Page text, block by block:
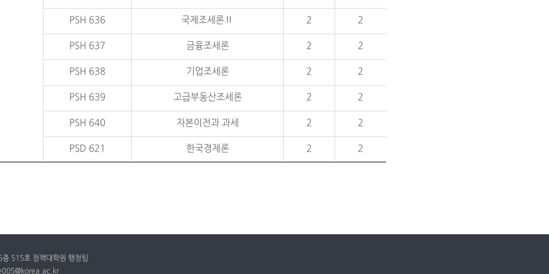
PSH 636 국제조세론Ⅱ 2 2
PSH 637 금융조세론 2 2
PSH 638 기업조세론 2 2
PSH 639 고급부동산조세론 2 2
PSH 640 자본이전과 과세 2 2
PSD 621 한국경제론 2 2
515호 정책대학원 행정팀